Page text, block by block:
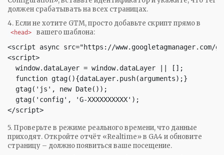
должен срабатывать на всех страницах.
4. Если не хотите GTM, просто добавьте скрипт прямо в
<head> вашего шаблона:
<script async src="https://www.googletagmanager.com/
<script>
  window.dataLayer = window.dataLayer || [];
  function gtag(){dataLayer.push(arguments);}
  gtag('js', new Date());
  gtag('config', 'G-XXXXXXXXXX');
</script>
5. Проверьте в режиме реального времени, что данные
приходят. Откройте отчёт «Realtime» в GA4 и обновите
страницу – должно появиться ваше посещение.